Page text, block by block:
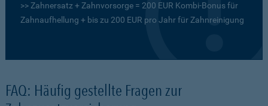
>> Zahnersatz + Zahnvorsorge = 200 EUR Kombi-Bonus für
Zahnaufhellung + bis zu 200 EUR pro Jahr für Zahnreinigung
FAQ: Häufig gestellte Fragen zur